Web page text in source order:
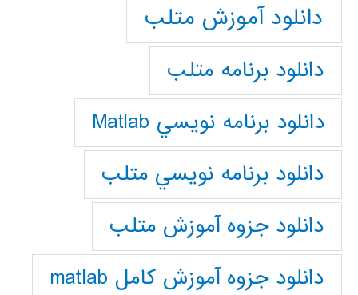
دانلود آموزش متلب
دانلود برنامه متلب
دانلود برنامه نويسي Matlab
دانلود برنامه نويسي متلب
دانلود جزوه آموزش متلب
دانلود جزوه آموزش کامل matlab